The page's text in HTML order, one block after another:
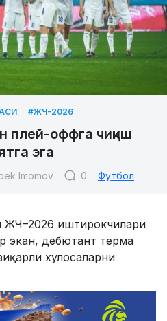
#ЖЧ-2026
плей-оффга чиқиш
эга
Imomov 0 Футбол
ЖЧ–2026 иштирокчилари
экан, дебютант терма
хулосаларни